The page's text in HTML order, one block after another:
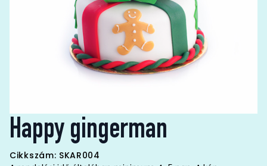
Happy gingerman
Cikkszám: SKAR004